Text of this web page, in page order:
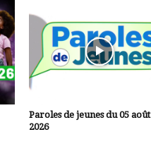
Paroles de jeunes du 05 août
2026